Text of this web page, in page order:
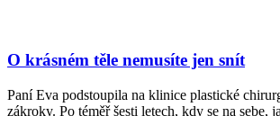
O krásném těle nemusíte jen snít
Paní Eva podstoupila na klinice plastické
zákroky. Po téměř šesti letech, kdy se na sebe,